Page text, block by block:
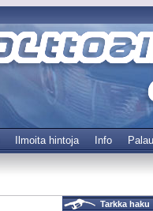
Ilmoita hintoja Info
Tarkka haku